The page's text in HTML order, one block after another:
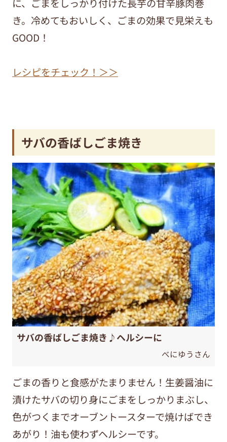
に、ごまをしっかり付けた長芋の甘辛豚肉巻
き。冷めてもおいしく、ごまの効果で見栄えも
GOOD！
レシピをチェック！＞＞
サバの香ばしごま焼き
サバの香ばしごま焼き♪ヘルシーに
べにゆうさん
ごまの香りと食感がたまりません！生姜醤油に
漬けたサバの切り身にごまをしっかりまぶし、
色がつくまでオーブントースターで焼けばでき
あがり！油も使わずヘルシーです。